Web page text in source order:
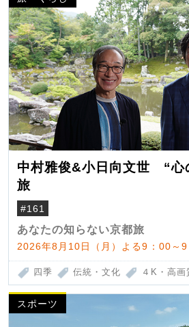
中村雅俊&小日向文世 “心
旅
#161
あなたの知らない京都旅
2026年8月10日（月）よる9：00～
四季 伝統・文化 ４K・高画
スポーツ